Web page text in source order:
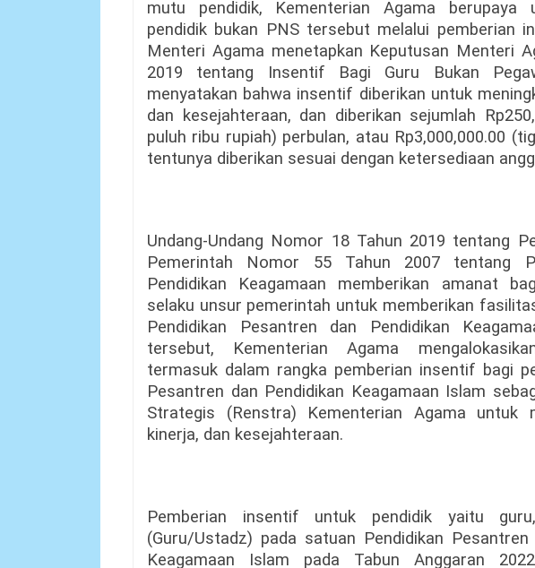
mutu pendidik, Kementerian Agama berupaya
pendidik bukan PNS tersebut melalui pemberian
Menteri Agama menetapkan Keputusan Menteri
2019 tentang Insentif Bagi Guru Bukan
menyatakan bahwa insentif diberikan untuk
dan kesejahteraan, dan diberikan sejumlah
puluh ribu rupiah) perbulan, atau Rp3,000,000.00
tentunya diberikan sesuai dengan ketersediaan
Undang-Undang Nomor 18 Tahun 2019 tentang
Pemerintah Nomor 55 Tahun 2007 tentang
Pendidikan Keagamaan memberikan amanat
selaku unsur pemerintah untuk memberikan
Pendidikan Pesantren dan Pendidikan
tersebut, Kementerian Agama
termasuk dalam rangka pemberian insentif bagi
Pesantren dan Pendidikan Keagamaan Islam
Strategis (Renstra) Kementerian Agama untuk
kinerja, dan kesejahteraan.
Pemberian insentif untuk pendidik yaitu
(Guru/Ustadz) pada satuan Pendidikan
Keagamaan Islam pada Tabun Anggaran